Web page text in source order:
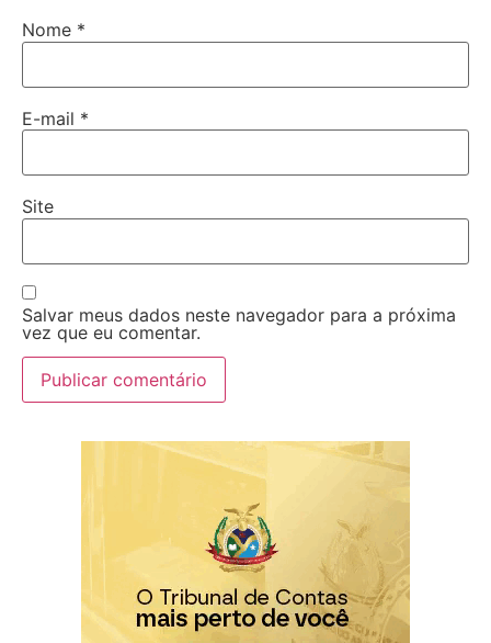
Nome *
E-mail *
Site
Salvar meus dados neste navegador para a próxima
vez que eu comentar.